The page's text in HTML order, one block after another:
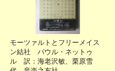
モーツァルトとフリーメイス
ン結社 パウル・ネットゥ
ル 訳：海老沢敏、栗原雪